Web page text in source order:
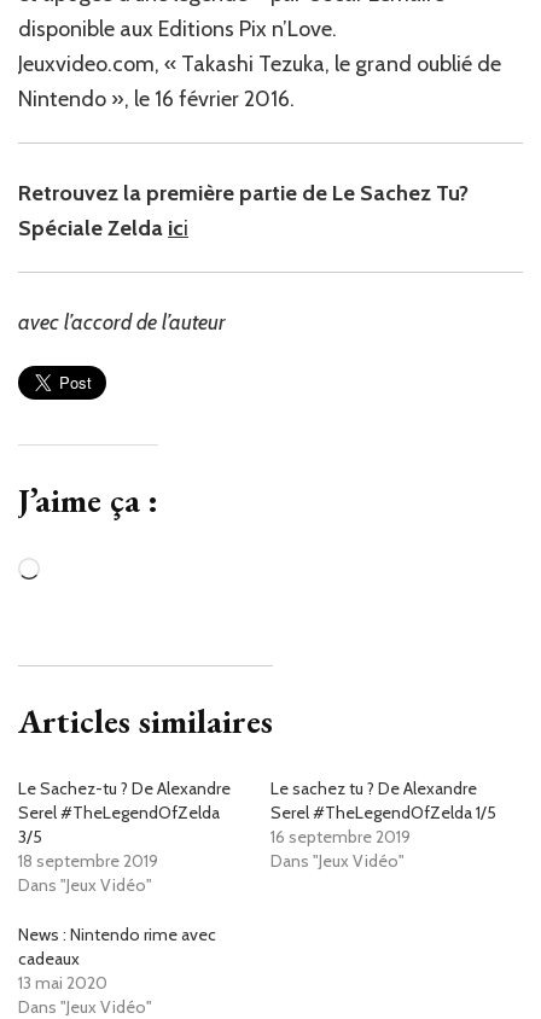
disponible aux Editions Pix n’Love.
Jeuxvideo.com, « Takashi Tezuka, le grand oublié de
Nintendo », le 16 février 2016.
Retrouvez la première partie de Le Sachez Tu?
Spéciale Zelda ici
avec l’accord de l’auteur
J’aime ça :
Chargement…
Articles similaires
Le Sachez-tu ? De Alexandre
Serel #TheLegendOfZelda
3/5
18 septembre 2019
Dans "Jeux Vidéo"
Le sachez tu ? De Alexandre
Serel #TheLegendOfZelda 1/5
16 septembre 2019
Dans "Jeux Vidéo"
News : Nintendo rime avec
cadeaux
13 mai 2020
Dans "Jeux Vidéo"